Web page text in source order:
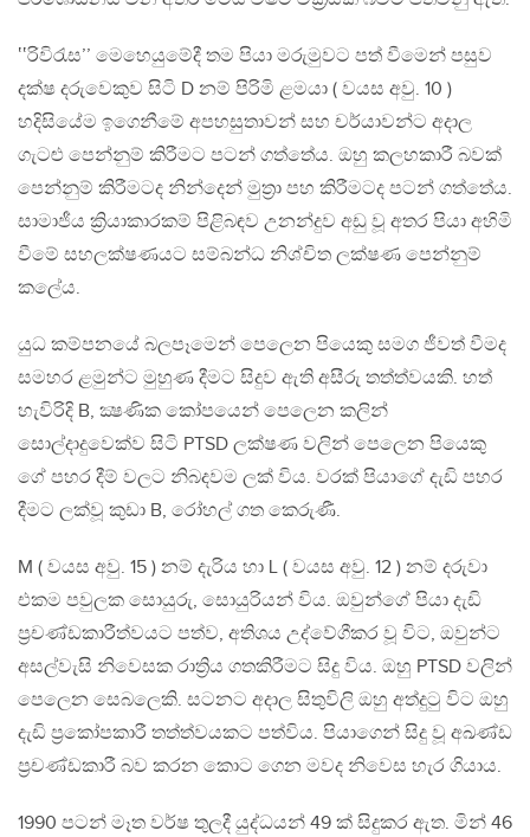
‛‛රිවිරැස’’ මෙහෙයුමේදී තම පියා මරුමුවට පත් වීමෙන් පසුව
දක්ෂ දරුවෙකුව සිටි D නම් පිරිමි ළමයා ( වයස අවු. 10 )
හදිසියේම ඉගෙනීමේ අපහසුතාවන් සහ චර්යාවන්ට අදාල
ගැටළු පෙන්නුම් කිරීමට පටන් ගත්තේය. ඔහු කලහකාරී බවක්
පෙන්නුම් කිරීමටද නින්දෙන් මුත්‍රා පහ කිරීමටද පටන් ගත්තේය.
සාමාජීය ක්‍රියාකාරකම් පිළිබඳව උනන්දුව අඩු වූ අතර පියා අහිමි
වීමේ සහලක්ෂණයට සම්බන්ධ නිශ්චිත ලක්ෂණ පෙන්නුම්
කලේය.
යුධ කම්පනයේ බලපෑමෙන් පෙලෙන පියෙකු සමග ජීවත් වීමද
සමහර ළමුන්ට මුහුණ දීමට සිදුව ඇති අසීරු තත්ත්වයකි. හත්
හැවිරිදි B, ක්‍ෂණික කෝපයෙන් පෙලෙන කලින්
සොල්දාදුවෙක්ව සිටි PTSD ලක්ෂණ වලින් පෙලෙන පියෙකු
ගේ පහර දීම් වලට නිබදවම ලක් විය. වරක් පියාගේ දැඩි පහර
දීමට ලක්වූ කුඩා B, රෝහල් ගත කෙරුණී.
M ( වයස අවු. 15 ) නම් දැරිය හා L ( වයස අවු. 12 ) නම් දරුවා
එකම පවුලක සොයුරු, සොයුරියන් විය. ඔවුන්ගේ පියා දැඩි
ප්‍රචණ්ඩකාරීත්වයට පත්ව, අතිශය උද්වේගීකර වූ විට, ඔවුන්ට
අසල්වැසි නිවෙසක රාත්‍රිය ගතකිරීමට සිදු විය. ඔහු PTSD වලින්
පෙලෙන සෙබලෙකි. සටනට අදාල සිතුවිලි ඔහු අත්දුටු විට ඔහු
දැඩි ප්‍රකෝපකාරී තත්ත්වයකට පත්විය. පියාගෙන් සිදු වූ අඛණ්ඩ
ප්‍රචණ්ඩකාරී බව කරන කොට ගෙන මවද නිවෙස හැර ගියාය.
1990 පටන් මෑත වර්ෂ තුලදී යුද්ධයන් 49 ක් සිදුකර ඇත. මින් 46